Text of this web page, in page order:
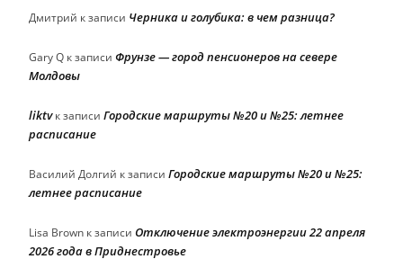
Дмитрий к записи Черника и голубика: в чем разница?
Gary Q к записи Фрунзе — город пенсионеров на севере
Молдовы
liktvк записи Городские маршруты №20 и №25: летнее
расписание
Василий Долгий к записи Городские маршруты №20 и №25:
летнее расписание
Lisa Brown к записи Отключение электроэнергии 22 апреля
2026 года в Приднестровье